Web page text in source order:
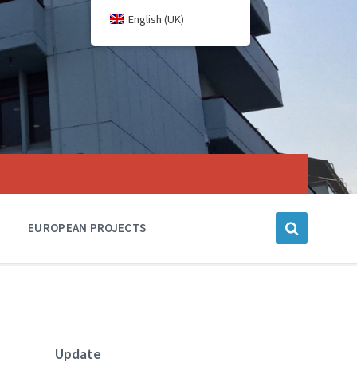
EUROPEAN PROJECTS
Update
English (UK)